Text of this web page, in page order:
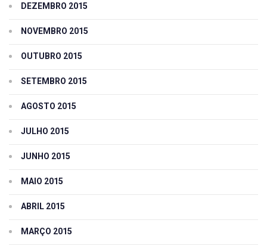
DEZEMBRO 2015
NOVEMBRO 2015
OUTUBRO 2015
SETEMBRO 2015
AGOSTO 2015
JULHO 2015
JUNHO 2015
MAIO 2015
ABRIL 2015
MARÇO 2015